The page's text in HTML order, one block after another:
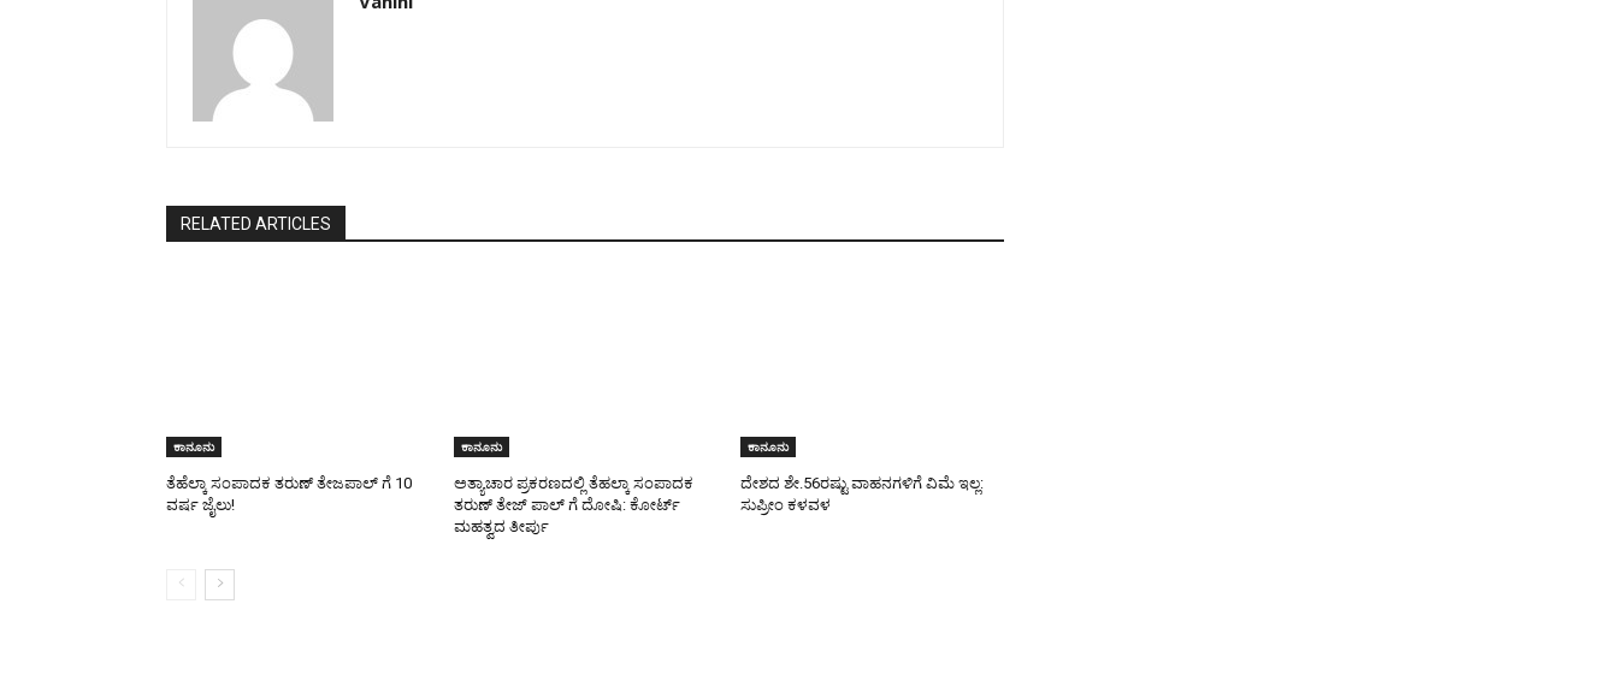
RELATED ARTICLES
ಕಾನೂನು
ತೆಹೆಲ್ಕಾ ಸಂಪಾದಕ ತರುಣ್ ತೇಜಪಾಲ್ ಗೆ 10
ವರ್ಷ ಜೈಲು!
ಕಾನೂನು
ಅತ್ಯಾಚಾರ ಪ್ರಕರಣದಲ್ಲಿ ತೆಹಲ್ಕಾ ಸಂಪಾದಕ
ತರುಣ್‌ ತೇಜ್‌ ಪಾಲ್‌ ಗೆ ದೋಷಿ: ಕೋರ್ಟ್‌
ಮಹತ್ವದ ತೀರ್ಪು
ಕಾನೂನು
ದೇಶದ ಶೇ.56ರಷ್ಟು ವಾಹನಗಳಿಗೆ ವಿಮೆ ಇಲ್ಲ:
ಸುಪ್ರೀಂ ಕಳವಳ